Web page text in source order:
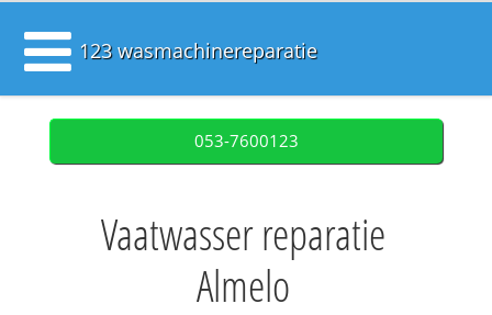
123 wasmachinereparatie
053-7600123
Vaatwasser reparatie
Almelo